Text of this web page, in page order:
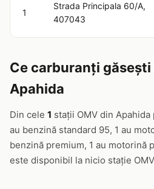
1
Strada Principala 60/A,
407043
Ce carburanți găsești
Apahida
Din cele 1 stații OMV din
au benzină standard 95, 1 au
benzină premium, 1 au motorină
este disponibil la nicio stație